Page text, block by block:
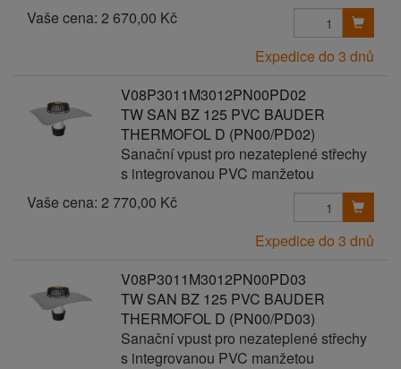
Vaše cena: 2 670,00 Kč
Expedice do 3 dnů
V08P3011M3012PN00PD02
TW SAN BZ 125 PVC BAUDER
THERMOFOL D (PN00/PD02)
Sanační vpust pro nezateplené střechy
s integrovanou PVC manžetou
Vaše cena: 2 770,00 Kč
Expedice do 3 dnů
V08P3011M3012PN00PD03
TW SAN BZ 125 PVC BAUDER
THERMOFOL D (PN00/PD03)
Sanační vpust pro nezateplené střechy
s integrovanou PVC manžetou